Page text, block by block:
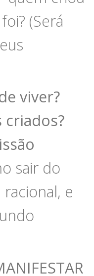
(Será
viver?
criados?
sair do
e